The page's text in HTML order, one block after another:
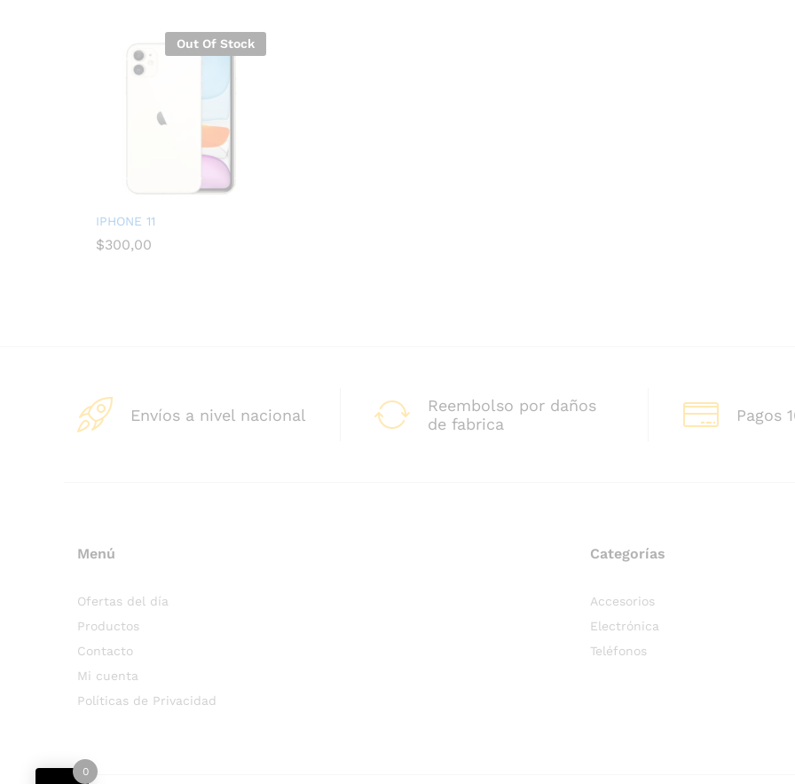
Out Of Stock
IPHONE 11
$300,00
Envíos a nivel nacional
Reembolso por daños
de fabrica
Pagos
Menú
Ofertas del día
Productos
Contacto
Mi cuenta
Políticas de Privacidad
Categorías
Accesorios
Electrónica
Teléfonos
0